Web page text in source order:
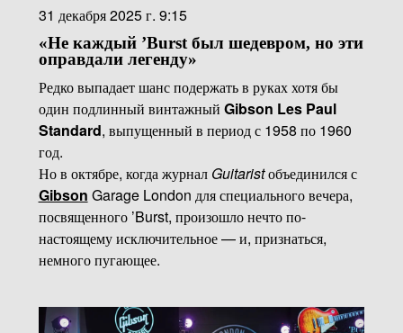
31 декабря 2025 г. 9:15
«Не каждый ’Burst был шедевром, но эти
оправдали легенду»
Редко выпадает шанс подержать в руках хотя бы
один подлинный винтажный Gibson Les Paul
Standard, выпущенный в период с 1958 по 1960
год.
Но в октябре, когда журнал Guitaristобъединился с
Gibson Garage London для специального вечера,
посвященного ’Burst, произошло нечто по-
настоящему исключительное — и, признаться,
немного пугающее.